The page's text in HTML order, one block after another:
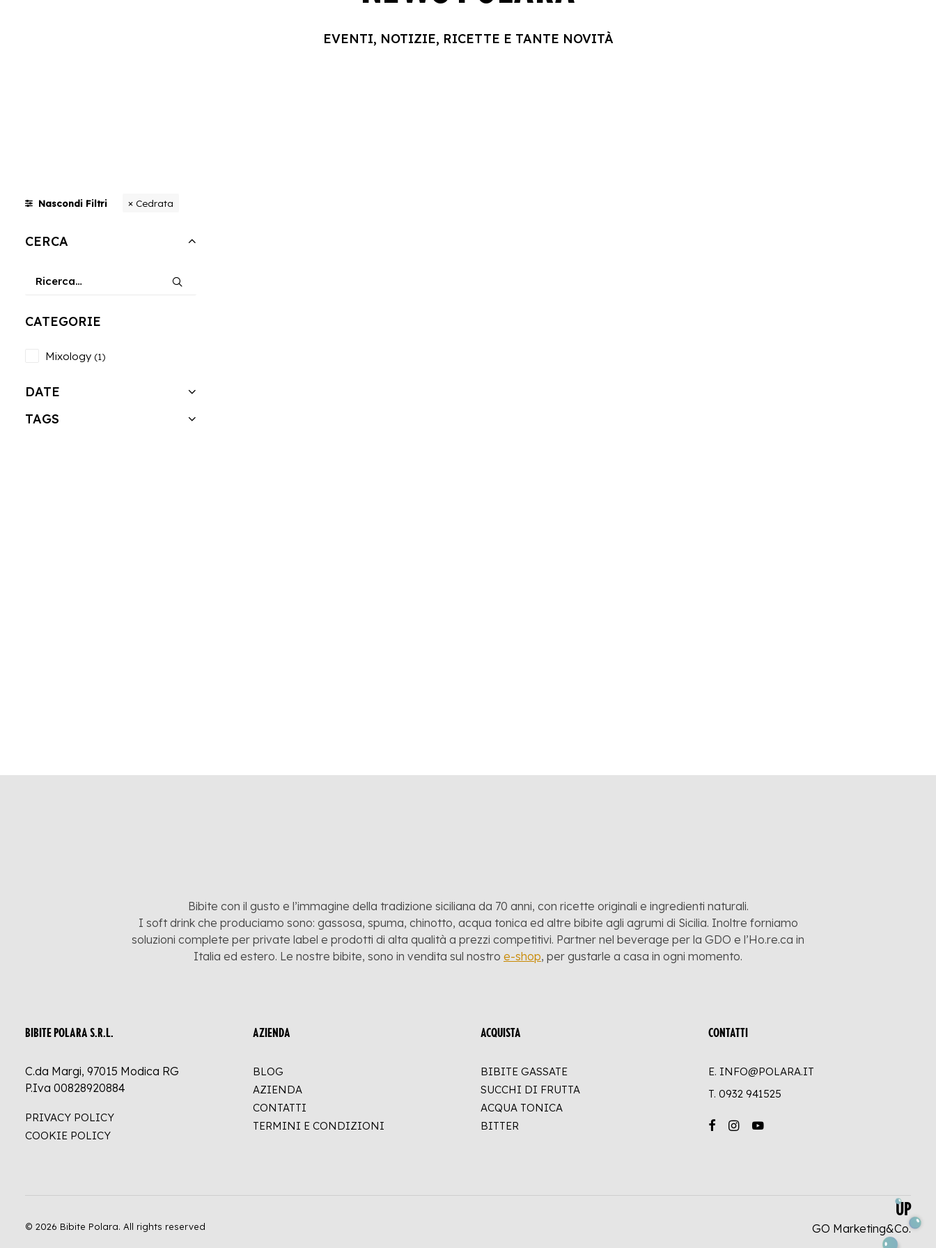
EVENTI, NOTIZIE, RICETTE E TANTE NOVITÀ
Nascondi Filtri Cedrata
CERCA
CATEGORIE
Mixology (1)
DATE
TAGS
Bibite con il gusto e l’immagine della tradizione siciliana da 70 anni, con ricette originali e ingredienti naturali.
I soft drink che produciamo sono: gassosa, spuma, chinotto, acqua tonica ed altre bibite agli agrumi di Sicilia. Inoltre forniamo
soluzioni complete per private label e prodotti di alta qualità a prezzi competitivi. Partner nel beverage per la GDO e l’Ho.re.ca in
Italia ed estero. Le nostre bibite, sono in vendita sul nostro e-shop, per gustarle a casa in ogni momento.
BIBITE POLARA S.R.L.
C.da Margi, 97015 Modica RG
P.Iva 00828920884
PRIVACY POLICY
COOKIE POLICY
AZIENDA
BLOG
AZIENDA
CONTATTI
TERMINI E CONDIZIONI
ACQUISTA
BIBITE GASSATE
SUCCHI DI FRUTTA
ACQUA TONICA
BITTER
CONTATTI
E. INFO@POLARA.IT
T. 0932 941525
© 2026 Bibite Polara. All rights reserved GO Marketing&Co.
UP